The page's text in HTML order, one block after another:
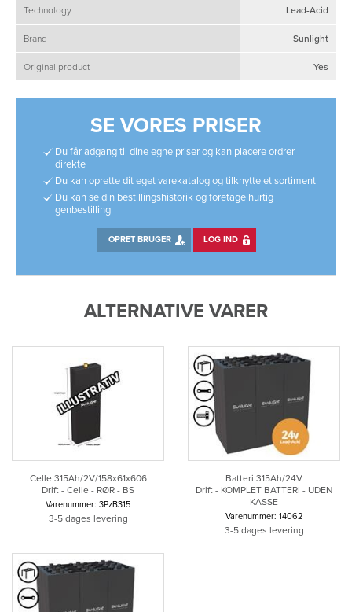
Technology Lead-Acid
Brand Sunlight
Original product Yes
SE VORES PRISER
Du får adgang til dine egne priser og kan placere ordrer
direkte
Du kan oprette dit eget varekatalog og tilknytte et sortiment
Du kan se din bestillingshistorik og foretage hurtig
genbestilling
OPRET BRUGER LOG IND
ALTERNATIVE VARER
Celle 315Ah/2V/158x61x606
Drift - Celle - RØR - BS
Varenummer: 3PzB315
3-5 dages levering
Batteri 315Ah/24V
Drift - KOMPLET BATTERI - UDEN
KASSE
Varenummer: 14062
3-5 dages levering